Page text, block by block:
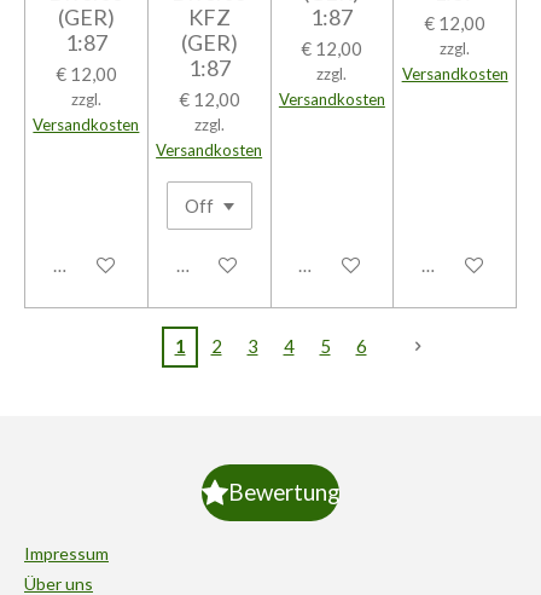
(GER)
1:87
€ 12,00
zzgl.
Versandkosten
In den Warenkorb
KFZ
(GER)
1:87
€ 12,00
zzgl.
Versandkosten
In den Warenkorb
1:87
€ 12,00
zzgl.
Versandkosten
In den Warenkorb
€ 12,00
zzgl.
Versandkosten
In den
1 2 3 4 5 6
Bewertung
Impressum
Über uns